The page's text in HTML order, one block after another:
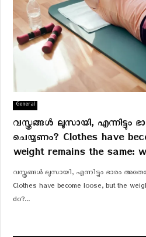
General
വസ്ത്രങ്ങൾ ലൂസായി,
ചെയ്യണം? Clothes have
weight remains the same:
വസ്ത്രങ്ങൾ ലൂസായി, എന്നിട്ടും ഭാരം
Clothes have become loose, but the
do?...